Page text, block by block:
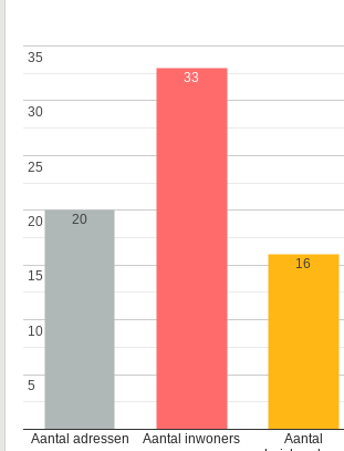
Aantal adressen Aantal inwoners
Aantal
5
5
10
10
15
15
20
20
25
25
30
30
35
35
20
33
16